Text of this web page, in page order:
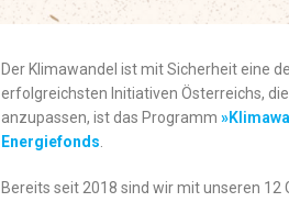
Der Klimawandel ist mit Sicherheit eine
erfolgreichsten Initiativen Österreichs,
anzupassen, ist das Programm »
Energiefonds
Bereits seit 2018 sind wir mit unseren